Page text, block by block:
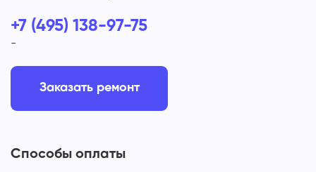
+7 (495) 138-97-75
-
Заказать ремонт
Способы оплаты